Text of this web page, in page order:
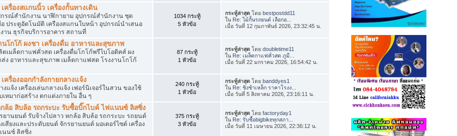
รื่องสแกนนิ้ว เครื่องกั้นทางเดิน
กรณ์สำนักงาน นาฬิกายาม อุปกรณ์สำนักงาน ชุด
ประตูอัตโนมัติ เครืองสแกนใบหน้า อุปกรณ์นำเสนอ
งาน ธุรกิจบริการอาคาร สถานที่
1034 กระทู้
5 หัวข้อ
กระทู้ล่าสุด โดยbestpostdd11
ใน Re: ไม้กั้นรถยนต์ เลือกอ...
เมื่อ วันที่ 12 กุมภาพันธ์ 2026, 23:32:45 น.
โกโก้ ผงชา เครื่องดื่ม อาหารและสุขภาพ
เมล็ดกาแฟคั่วสด เครื่องดื่มโกโก้พรีไบโอติคส์ ผง
ง อาหารและสุขภาพ เมล็ดกาแฟสด โรงงานโกโก้
87 กระทู้
1 หัวข้อ
กระทู้ล่าสุด โดยdoubletime11
ใน Re: เมล็ดกาแฟคั่วสด ภูมี...
เมื่อ วันที่ 22 มกราคม 2026, 16:54:42 น.
ครื่องออกกำลังกายกลางแจ้ง
แจ้ง เครื่องเล่นกลางแจ้ง เฟอร์นิเจอร์ในสวน ของใช้
หมาก่อสร้าง ตกแต่งภายใน อื่น ๆ
240 กระทู้
1 หัวข้อ
กระทู้ล่าสุด โดยbanddyes1
ใน Re: ชิงช้าเหล็ก ราคาโรงง...
เมื่อ วันที่ 5 สิงหาคม 2026, 23:16:11 น.
ล้อ สิบล้อ รถกระบะ รับซื้อบิ๊กไบค์ ไฟแนนซ์ ลิสซิ่ง
านยนต์ รับจ้างไปลาว หกล้อ สิบล้อ รถกระบะ รถยนต์
เสียงและประดับยนต์ จักรยานยนต์ มอเตอร์ไซต์ เครื่อง
นนซ์ ลิสซิ่ง
375 กระทู้
3 หัวข้อ
กระทู้ล่าสุด โดยfactoryday1
ใน Re: รับซื้อbigbikeทุกสภา...
เมื่อ วันที่ 11 เมษายน 2026, 22:36:12 น.